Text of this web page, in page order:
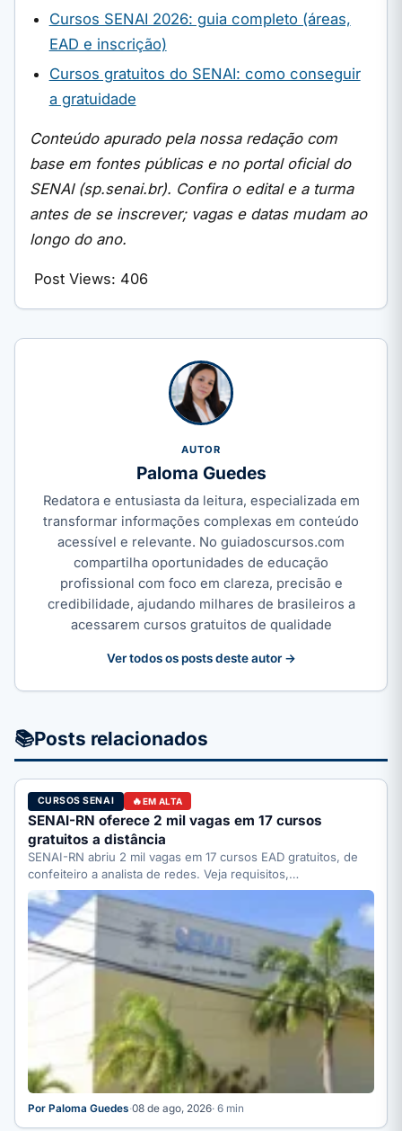
Cursos SENAI 2026: guia completo (áreas,
EAD e inscrição)
Cursos gratuitos do SENAI: como conseguir
a gratuidade
Conteúdo apurado pela nossa redação com
base em fontes públicas e no portal oficial do
SENAI (sp.senai.br). Confira o edital e a turma
antes de se inscrever; vagas e datas mudam ao
longo do ano.
Post Views: 406
AUTOR
Paloma Guedes
Redatora e entusiasta da leitura, especializada em
transformar informações complexas em conteúdo
acessível e relevante. No guiadoscursos.com
compartilha oportunidades de educação
profissional com foco em clareza, precisão e
credibilidade, ajudando milhares de brasileiros a
acessarem cursos gratuitos de qualidade
Ver todos os posts deste autor →
📚Posts relacionados
CURSOS SENAI EM ALTA
SENAI-RN oferece 2 mil vagas em 17 cursos
gratuitos a distância
SENAI-RN abriu 2 mil vagas em 17 cursos EAD gratuitos, de
confeiteiro a analista de redes. Veja requisitos,…
Por Paloma Guedes·08 de ago, 2026· 6 min